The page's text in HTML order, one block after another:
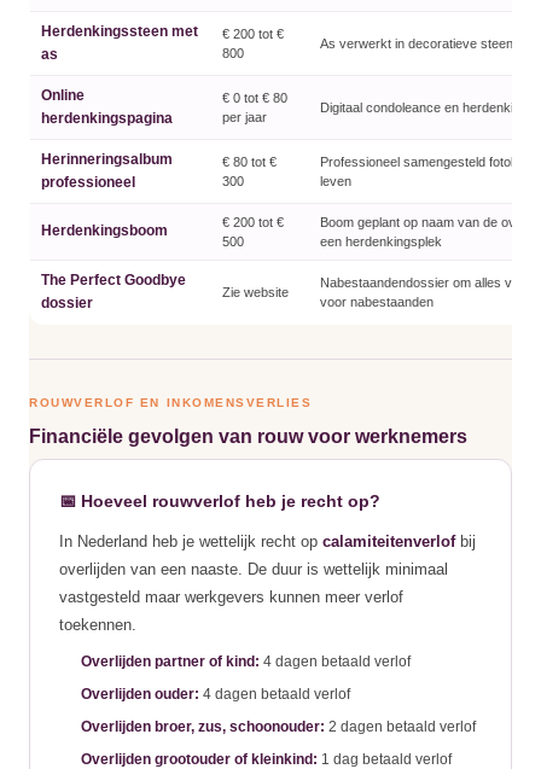
Herdenkingssteen met
as
€ 200 tot €
800
As verwerkt in decoratieve steen
Online
herdenkingspagina
€ 0 tot € 80
per jaar
Digitaal condoleance en
Herinneringsalbum
professioneel
€ 80 tot €
300
Professioneel samengesteld
leven
Herdenkingsboom
€ 200 tot €
500
Boom geplant op naam van de
een herdenkingsplek
The Perfect Goodbye
dossier
Zie website
Nabestaandendossier om alles vast
voor nabestaanden
ROUWVERLOF EN INKOMENSVERLIES
Financiële gevolgen van rouw voor werknemers
📅 Hoeveel rouwverlof heb je recht op?
In Nederland heb je wettelijk recht op calamiteitenverlofbij
overlijden van een naaste. De duur is wettelijk minimaal
vastgesteld maar werkgevers kunnen meer verlof
toekennen.
Overlijden partner of kind: 4 dagen betaald verlof
Overlijden ouder: 4 dagen betaald verlof
Overlijden broer, zus, schoonouder: 2 dagen betaald verlof
Overlijden grootouder of kleinkind: 1 dag betaald verlof